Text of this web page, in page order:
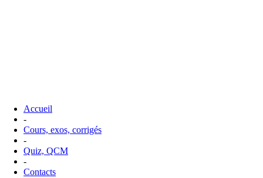
Accueil
-
Cours, exos, corrigés
-
Quiz, QCM
-
Contacts